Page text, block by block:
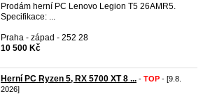
Prodám herní PC Lenovo Legion T5 26AMR5.
Specifikace: ...
Praha - západ - 252 28
10 500 Kč
Herní PC Ryzen 5, RX 5700 XT 8 ... - TOP - [9.8.
2026]